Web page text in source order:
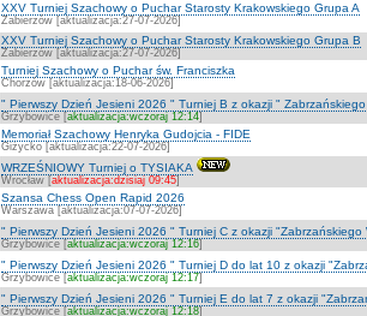
XXV Turniej Szachowy o Puchar Starosty Krakowskiego Grupa A
Zabierzów [aktualizacja:27-07-2026]
XXV Turniej Szachowy o Puchar Starosty Krakowskiego Grupa B
Zabierzów [aktualizacja:27-07-2026]
Turniej Szachowy o Puchar św. Franciszka
Chorzów [aktualizacja:18-06-2026]
" Pierwszy Dzień Jesieni 2026 " Turniej B z okazji "
Grzybowice [aktualizacja:wczoraj 12:14]
Memoriał Szachowy Henryka Gudojcia - FIDE
Giżycko [aktualizacja:22-07-2026]
WRZEŚNIOWY Turniej o TYSIAKA
Wrocław [aktualizacja:dzisiaj 09:45]
Szansa Chess Open Rapid 2026
Warszawa [aktualizacja:07-07-2026]
" Pierwszy Dzień Jesieni 2026 " Turniej C z okazji "Zabrzańskiego
Grzybowice [aktualizacja:wczoraj 12:16]
" Pierwszy Dzień Jesieni 2026 " Turniej D do lat 10 z okazji
Grzybowice [aktualizacja:wczoraj 12:17]
" Pierwszy Dzień Jesieni 2026 " Turniej E do lat 7 z okazji
Grzybowice [aktualizacja:wczoraj 12:18]